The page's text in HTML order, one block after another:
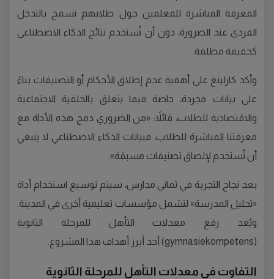
المعرفة المباشرة للمعلمين حول طلابهم تسمح بالتدخل
الفردي عند الضرورة، دون أن تُستخدم نتائج الذكاء الاصطناعي
كحقيقة مطلقة.
وأكد كارلينغ على أهمية عدم إطلاق الأحكام أو التصنيفات بناءً
على بيانات مجردة، خاصة فيما يتعلق بالخلفية الاجتماعية
والاقتصادية للطلاب، قائلاً: «من الضروري دمج هذه الأداة مع
معرفتنا المباشرة للطلاب، فبيانات الذكاء الاصطناعي لا ينبغي
أن تُستخدم لإلصاق تصنيفات مسبقة».
بعد نجاح التجربة في ثماني مدارس، سيتم توسيع استخدام أداة
«تحليل المدرسة» لتشمل مؤسسات تعليمية أخرى في المدينة.
ويُعد رفع معدلات التأهل للمرحلة الثانوية
(gymnasiekompetens) أحد أبرز أهداف هذا المشروع.
التفاوت في معدلات التأهل للمرحلة الثانوية